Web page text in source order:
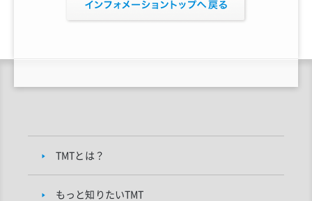
TMTとは？
もっと知りたいTMT